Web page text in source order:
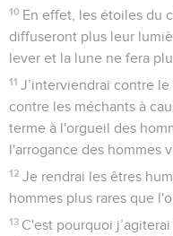
10 En effet, les étoiles du
diffuseront plus leur
lever et la lune ne fera
11 J’interviendrai contre
contre les méchants à
terme à l'orgueil des
l'arrogance des hommes
12 Je rendrai les êtres
hommes plus rares que
13 C'est pourquoi